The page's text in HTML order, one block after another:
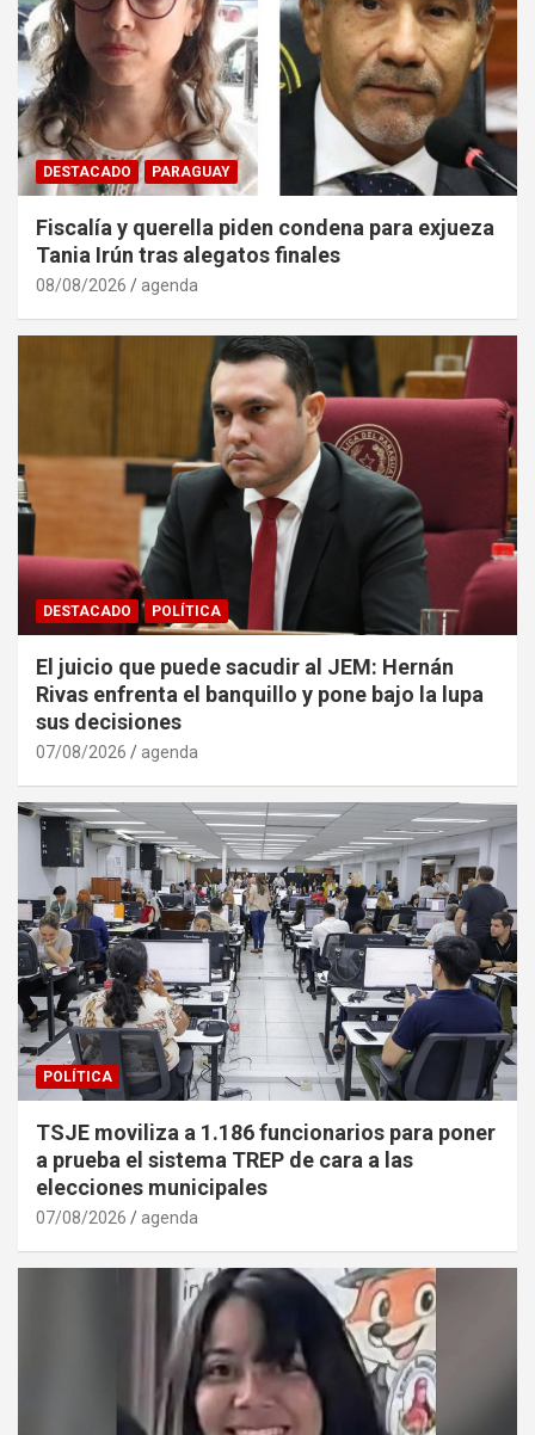
DESTACADO PARAGUAY
Fiscalía y querella piden condena para exjueza
Tania Irún tras alegatos finales
08/08/2026 agenda
DESTACADO POLÍTICA
El juicio que puede sacudir al JEM: Hernán
Rivas enfrenta el banquillo y pone bajo la lupa
sus decisiones
07/08/2026 agenda
POLÍTICA
TSJE moviliza a 1.186 funcionarios para poner
a prueba el sistema TREP de cara a las
elecciones municipales
07/08/2026 agenda